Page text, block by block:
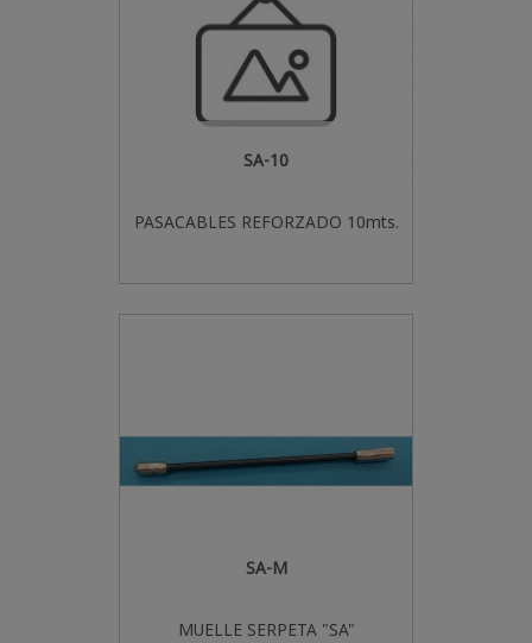
SA-10
PASACABLES REFORZADO 10mts.
SA-M
MUELLE SERPETA "SA"